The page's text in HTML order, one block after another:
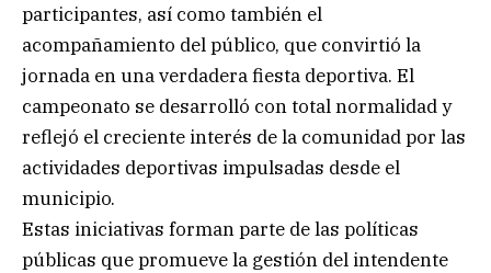
participantes, así como también el
acompañamiento del público, que convirtió la
jornada en una verdadera fiesta deportiva. El
campeonato se desarrolló con total normalidad y
reflejó el creciente interés de la comunidad por las
actividades deportivas impulsadas desde el
municipio.
Estas iniciativas forman parte de las políticas
públicas que promueve la gestión del intendente